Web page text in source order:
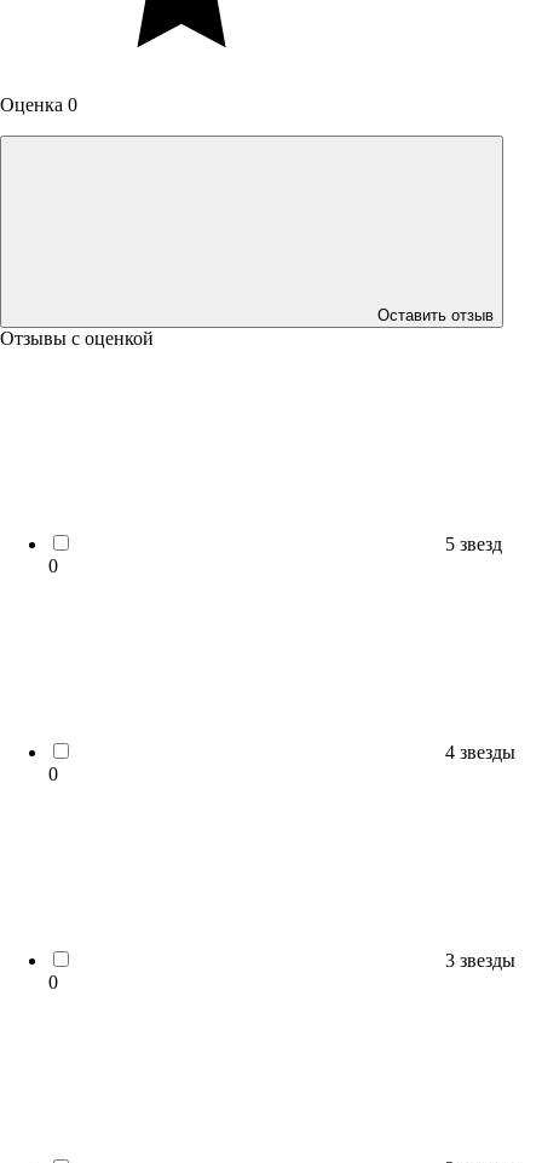
Оценка 0
Оставить отзыв
Отзывы с оценкой
5 звезд
0
4 звезды
0
3 звезды
0